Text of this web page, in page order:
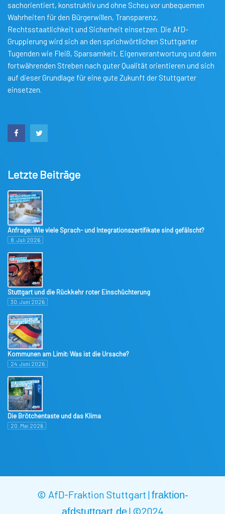
sachorientiert, konstruktiv und ohne Scheu vor unbequemen
Wahrheiten für den Bürgerwillen, Transparenz,
Rechtsstaatlichkeit und Sicherheit einsetzen. Die AfD-
Gruppierung wird sich an den sprichwörtlichen Stuttgarter
Tugenden wie Fleiß, Sparsamkeit, Eigenverantwortung und dem
fortwährenden Streben nach guter Qualität orientieren und sich
auf dieser Grundlage für eine gute Zukunft der Stuttgarter
einsetzen.
Letzte Beiträge
Anfrage: Wie viele Sprach- und Integrationszertifikate sind gefälscht?
8. Juli 2026
Stuttgart und die Rückkehr roter Einschüchterung
30. Juni 2026
Kommunen am Limit: Was ist die Ursache?
24. Juni 2026
Die Brötchentaste und das Klima
20. Mai 2026
© AfD-Fraktion Stuttgart |fraktion-
afdstuttgart.de| ©2024